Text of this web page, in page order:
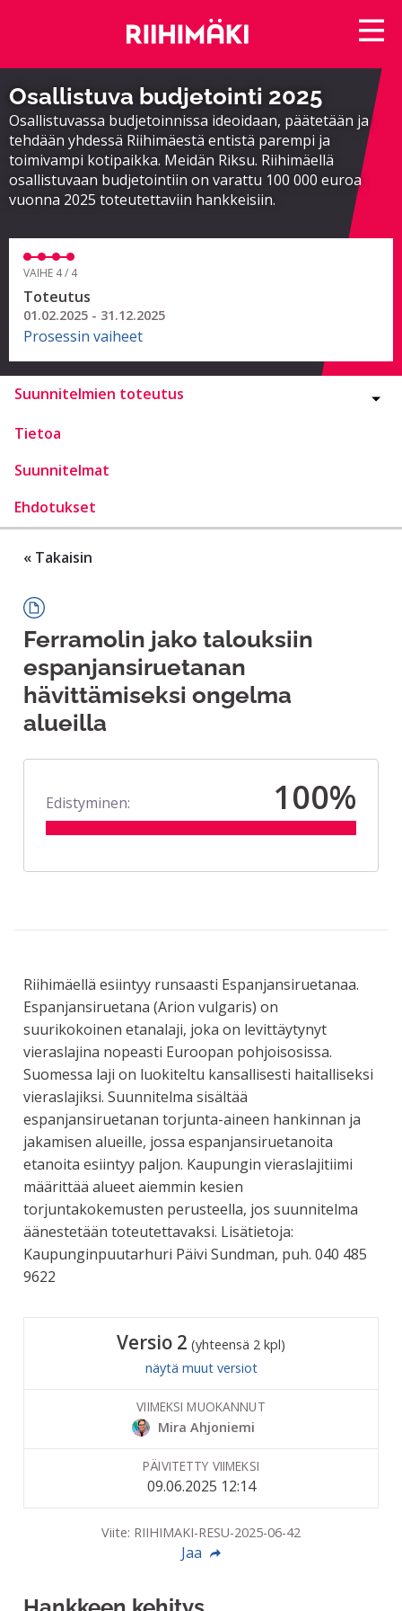
Osallistuva budjetointi 2025
Osallistuvassa budjetoinnissa ideoidaan, päätetään ja
tehdään yhdessä Riihimäestä entistä parempi ja
toimivampi kotipaikka. Meidän Riksu. Riihimäellä
osallistuvaan budjetointiin on varattu 100 000 euroa
vuonna 2025 toteutettaviin hankkeisiin.
VAIHE 4 / 4
Toteutus
01.02.2025 - 31.12.2025
Prosessin vaiheet
Suunnitelmien toteutus
Tietoa
Suunnitelmat
Ehdotukset
« Takaisin
Ferramolin jako talouksiin
espanjansiruetanan
hävittämiseksi ongelma
alueilla
Edistyminen: 100%
Riihimäellä esiintyy runsaasti Espanjansiruetanaa.
Espanjansiruetana (Arion vulgaris) on
suurikokoinen etanalaji, joka on levittäytynyt
vieraslajina nopeasti Euroopan pohjoisosissa.
Suomessa laji on luokiteltu kansallisesti haitalliseksi
vieraslajiksi. Suunnitelma sisältää
espanjansiruetanan torjunta-aineen hankinnan ja
jakamisen alueille, jossa espanjansiruetanoita
etanoita esiintyy paljon. Kaupungin vieraslajitiimi
määrittää alueet aiemmin kesien
torjuntakokemusten perusteella, jos suunnitelma
äänestetään toteutettavaksi. Lisätietoja:
Kaupunginpuutarhuri Päivi Sundman, puh. 040 485
9622
Versio 2 (yhteensä 2 kpl)
näytä muut versiot
VIIMEKSI MUOKANNUT
Mira Ahjoniemi
PÄIVITETTY VIIMEKSI
09.06.2025 12:14
Viite: RIIHIMAKI-RESU-2025-06-42
Jaa